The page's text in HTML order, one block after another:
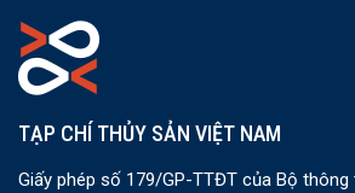
TẠP CHÍ THỦY SẢN VIỆT NAM
Giấy phép số 179/GP-TTĐT của Bộ thông